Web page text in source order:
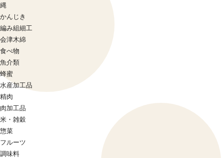
縄
かんじき
編み組細工
会津木綿
食べ物
魚介類
蜂蜜
水産加工品
精肉
肉加工品
米・雑穀
惣菜
フルーツ
調味料